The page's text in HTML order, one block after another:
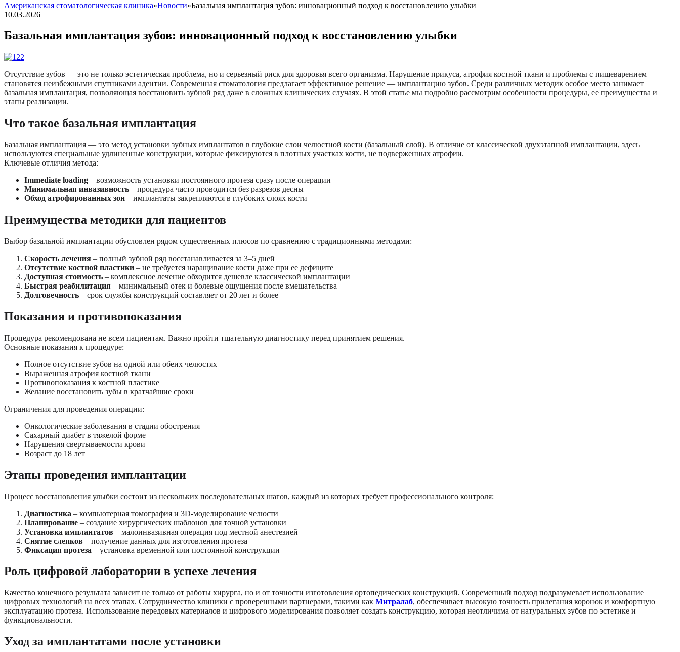
Американская стоматологическая клиника»Новости»Базальная имплантация зубов: инновационный подход к восстановлению улыбки
10.03.2026
Базальная имплантация зубов: инновационный подход к восстановлению улыбки
Отсутствие зубов — это не только эстетическая проблема, но и серьезный риск для здоровья всего организма. Нарушение прикуса, атрофия костной ткани и проблемы с пищеварением
становятся неизбежными спутниками адентии. Современная стоматология предлагает эффективное решение — имплантацию зубов. Среди различных методик особое место занимает
базальная имплантация, позволяющая восстановить зубной ряд даже в сложных клинических случаях. В этой статье мы подробно рассмотрим особенности процедуры, ее преимущества и
этапы реализации.
Что такое базальная имплантация
Базальная имплантация — это метод установки зубных имплантатов в глубокие слои челюстной кости (базальный слой). В отличие от классической двухэтапной имплантации, здесь
используются специальные удлиненные конструкции, которые фиксируются в плотных участках кости, не подверженных атрофии.
Ключевые отличия метода:
Immediate loading – возможность установки постоянного протеза сразу после операции
Минимальная инвазивность – процедура часто проводится без разрезов десны
Обход атрофированных зон – имплантаты закрепляются в глубоких слоях кости
Преимущества методики для пациентов
Выбор базальной имплантации обусловлен рядом существенных плюсов по сравнению с традиционными методами:
Скорость лечения – полный зубной ряд восстанавливается за 3–5 дней
Отсутствие костной пластики – не требуется наращивание кости даже при ее дефиците
Доступная стоимость – комплексное лечение обходится дешевле классической имплантации
Быстрая реабилитация – минимальный отек и болевые ощущения после вмешательства
Долговечность – срок службы конструкций составляет от 20 лет и более
Показания и противопоказания
Процедура рекомендована не всем пациентам. Важно пройти тщательную диагностику перед принятием решения.
Основные показания к процедуре:
Полное отсутствие зубов на одной или обеих челюстях
Выраженная атрофия костной ткани
Противопоказания к костной пластике
Желание восстановить зубы в кратчайшие сроки
Ограничения для проведения операции:
Онкологические заболевания в стадии обострения
Сахарный диабет в тяжелой форме
Нарушения свертываемости крови
Возраст до 18 лет
Этапы проведения имплантации
Процесс восстановления улыбки состоит из нескольких последовательных шагов, каждый из которых требует профессионального контроля:
Диагностика – компьютерная томография и 3D-моделирование челюсти
Планирование – создание хирургических шаблонов для точной установки
Установка имплантатов – малоинвазивная операция под местной анестезией
Снятие слепков – получение данных для изготовления протеза
Фиксация протеза – установка временной или постоянной конструкции
Роль цифровой лаборатории в успехе лечения
Качество конечного результата зависит не только от работы хирурга, но и от точности изготовления ортопедических конструкций. Современный подход подразумевает использование
цифровых технологий на всех этапах. Сотрудничество клиники с проверенными партнерами, такими как Митралаб, обеспечивает высокую точность прилегания коронок и комфортную
эксплуатацию протеза. Использование передовых материалов и цифрового моделирования позволяет создать конструкцию, которая неотличима от натуральных зубов по эстетике и
функциональности.
Уход за имплантатами после установки